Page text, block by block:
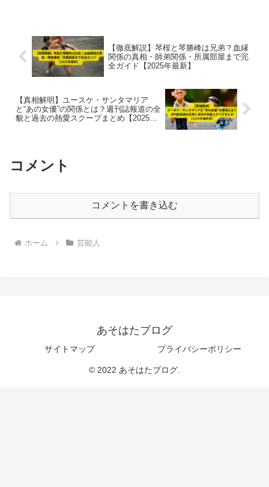
【徹底解説】琴桜と琴勝峰は兄弟？血縁
関係の真相・師弟関係・所属部屋まで完
全ガイド【2025年最新】
【真相解明】ユースケ・サンタマリア
と“あの女優”の関係とは？週刊誌報道の全
貌と過去の熱愛スクープまとめ【2025年
コメント
コメントを書き込む
ホーム 芸能人
あそはたブログ
サイトマップ プライバシーポリシー
© 2022 あそはたブログ.